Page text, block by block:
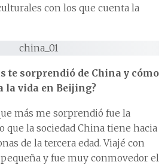
con los que cuenta la
te sorprendió de China y cómo
la vida en Beijing?
más me sorprendió fue la
que la sociedad China tiene hacia
de la tercera edad. Viajé con
y fue muy conmovedor el